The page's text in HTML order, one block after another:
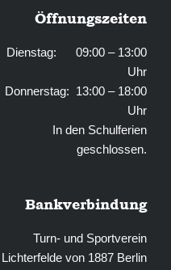
Öffnungszeiten
Dienstag: 09:00 – 13:00
Uhr
Donnerstag: 13:00 – 18:00
Uhr
In den Schulferien
geschlossen.
Bankverbindung
Turn- und Sportverein
Lichterfelde von 1887 Berlin